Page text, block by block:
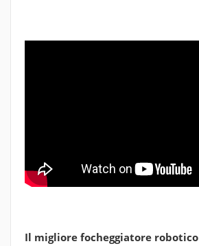
Il migliore focheggiatore robotico